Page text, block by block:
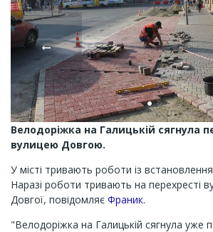
Велодоріжка на Галицькій сягнула
вулицею Довгою.
У місті тривають роботи із
Наразі роботи тривають на перехресті
Довгої, повідомляє Франик.
"Велодоріжка на Галицькій сягнула уже